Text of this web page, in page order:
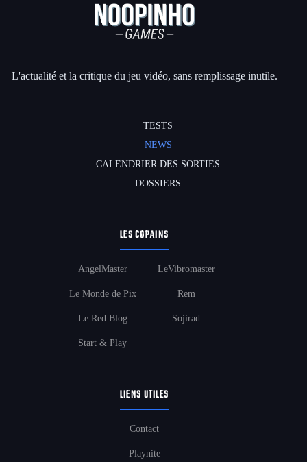
L'actualité et la critique du jeu vidéo, sans remplissage inutile.
TESTS
NEWS
CALENDRIER DES SORTIES
DOSSIERS
LES COPAINS
AngelMaster
Le Monde de Pix
Le Red Blog
Start & Play
LeVibromaster
Rem
Sojirad
LIENS UTILES
Contact
Playnite